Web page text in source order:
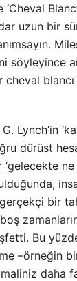
Blanc’
uzun bir
söyleyince
blancı
Lynch’in
dürüst
‘gelecekte
bir
Bu
–örneğin
daha